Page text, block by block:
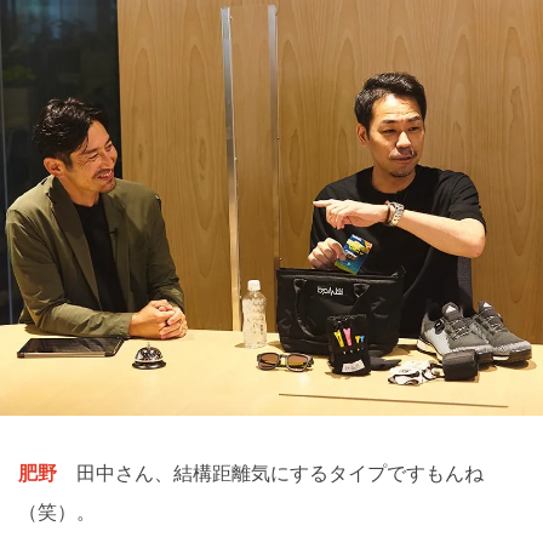
肥野 田中さん、結構距離気にするタイプですもんね
（笑）。